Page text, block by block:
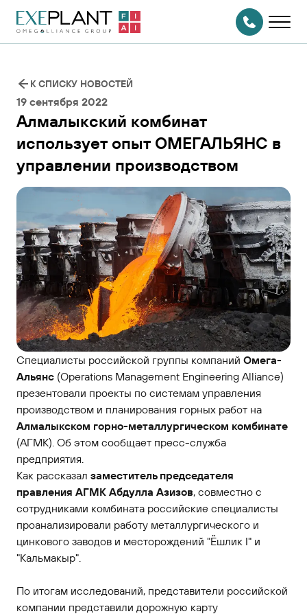
На главную
страницу
СВЯЗАТЬСЯ
С НАМИ
19 сентября 2022
Алмалыкский комбинат
использует опыт ОМЕГАЛЬЯНС в
управлении производством
Специалисты российской группы компаний Омега-
Альянс (Operations Management Engineering Alliance)
презентовали проекты по системам управления
производством и планирования горных работ на
Алмалыкском горно-металлургическом комбинате
(АГМК). Об этом сообщает пресс-служба
предприятия.
Как рассказал заместитель председателя
правления АГМК Абдулла Азизов, совместно с
сотрудниками комбината российские специалисты
проанализировали работу металлургического и
цинкового заводов и месторождений "Ёшлик I" и
"Кальмакыр".
По итогам исследований, представители российской
компании представили дорожную карту
К СПИСКУ НОВОСТЕЙ